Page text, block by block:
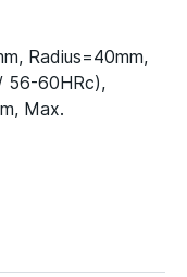
Radius=40mm,
56-60HRc),
Max.